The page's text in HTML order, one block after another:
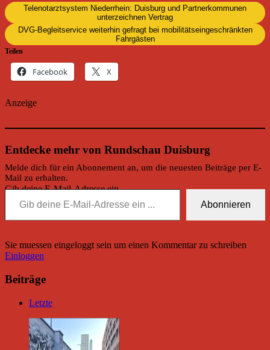
Telenotarztsystem Niederrhein: Duisburg und Partnerkommunen
unterzeichnen Vertrag
DVG-Begleitservice weiterhin gefragt bei mobilitätseingeschränkten
Fahrgästen
Teilen
Facebook X
Anzeige
Entdecke mehr von Rundschau Duisburg
Melde dich für ein Abonnement an, um die neuesten Beiträge per E-
Mail zu erhalten.
Gib deine E-Mail-Adresse ein ...
Abonnieren
Sie muessen eingeloggt sein um einen Kommentar zu schreiben
Einloggen
Beiträge
Letzte